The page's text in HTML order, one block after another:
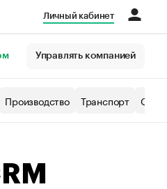
Личный кабинет
Управлять компанией
Производство Транспорт